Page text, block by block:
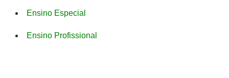
Ensino Especial
Ensino Profissional